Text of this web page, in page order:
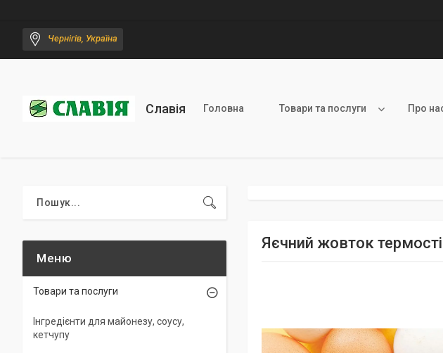
Чернігів, Україна
Славія Головна Товари та послуги Про
Яєчний жовток
Товари та послуги
Інгредієнти для майонезу, соусу,
кетчупу